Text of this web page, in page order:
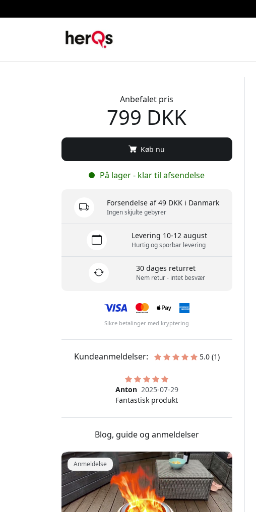
Anbefalet pris
799 DKK
Køb nu
På lager - klar til afsendelse
Forsendelse af 49 DKK i Danmark
Ingen skjulte gebyrer
Levering 10-12 august
Hurtig og sporbar levering
30 dages returret
Nem retur - intet besvær
Sikre betalinger med kryptering
Kundeanmeldelser: 5.0 (1)
Anton 2025-07-29
Fantastisk produkt
Blog, guide og anmeldelser
Anmeldelse